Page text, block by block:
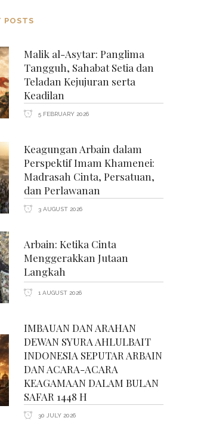
POSTS
Malik al-Asytar: Panglima
Tangguh, Sahabat Setia dan
Teladan Kejujuran serta
Keadilan
5 FEBRUARY 2026
Keagungan Arbain dalam
Perspektif Imam Khamenei:
Madrasah Cinta, Persatuan,
dan Perlawanan
3 AUGUST 2026
Arbain: Ketika Cinta
Menggerakkan Jutaan
Langkah
1 AUGUST 2026
IMBAUAN DAN ARAHAN
DEWAN SYURA AHLULBAIT
INDONESIA SEPUTAR ARBAIN
DAN ACARA-ACARA
KEAGAMAAN DALAM BULAN
SAFAR 1448 H
30 JULY 2026